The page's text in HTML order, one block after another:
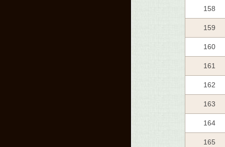
158
159
160
161
162
163
164
165